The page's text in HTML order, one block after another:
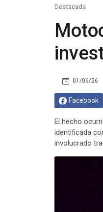
Destacada
01/06/26
Facebook
El hecho
identificada
involucrado